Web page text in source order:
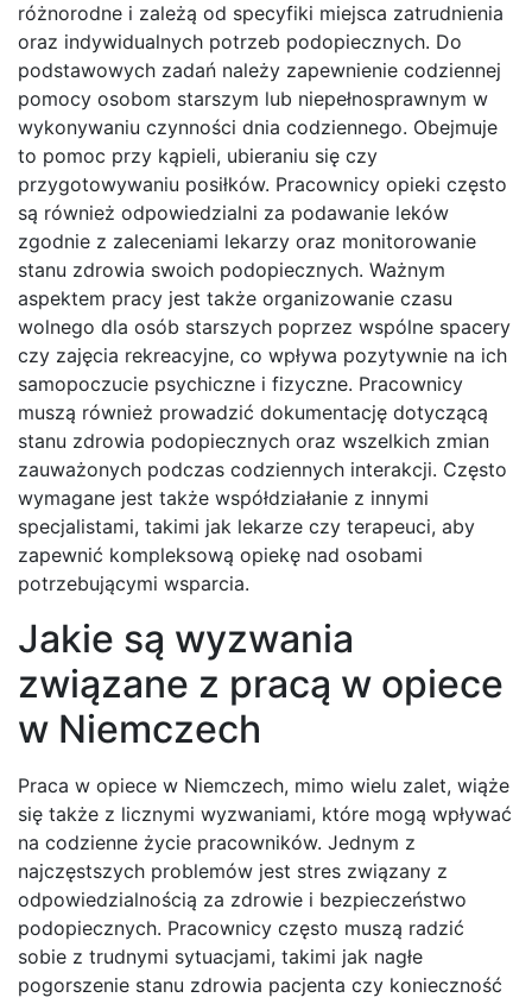
różnorodne i zależą od specyfiki miejsca zatrudnienia
oraz indywidualnych potrzeb podopiecznych. Do
podstawowych zadań należy zapewnienie codziennej
pomocy osobom starszym lub niepełnosprawnym w
wykonywaniu czynności dnia codziennego. Obejmuje
to pomoc przy kąpieli, ubieraniu się czy
przygotowywaniu posiłków. Pracownicy opieki często
są również odpowiedzialni za podawanie leków
zgodnie z zaleceniami lekarzy oraz monitorowanie
stanu zdrowia swoich podopiecznych. Ważnym
aspektem pracy jest także organizowanie czasu
wolnego dla osób starszych poprzez wspólne spacery
czy zajęcia rekreacyjne, co wpływa pozytywnie na ich
samopoczucie psychiczne i fizyczne. Pracownicy
muszą również prowadzić dokumentację dotyczącą
stanu zdrowia podopiecznych oraz wszelkich zmian
zauważonych podczas codziennych interakcji. Często
wymagane jest także współdziałanie z innymi
specjalistami, takimi jak lekarze czy terapeuci, aby
zapewnić kompleksową opiekę nad osobami
potrzebującymi wsparcia.
Jakie są wyzwania
związane z pracą w opiece
w Niemczech
Praca w opiece w Niemczech, mimo wielu zalet, wiąże
się także z licznymi wyzwaniami, które mogą wpływać
na codzienne życie pracowników. Jednym z
najczęstszych problemów jest stres związany z
odpowiedzialnością za zdrowie i bezpieczeństwo
podopiecznych. Pracownicy często muszą radzić
sobie z trudnymi sytuacjami, takimi jak nagłe
pogorszenie stanu zdrowia pacjenta czy konieczność